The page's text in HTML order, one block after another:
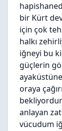
bir Kürt
için çok
halkı
iğneyi bu
güçlerin
oraya
anlayan
vücudum